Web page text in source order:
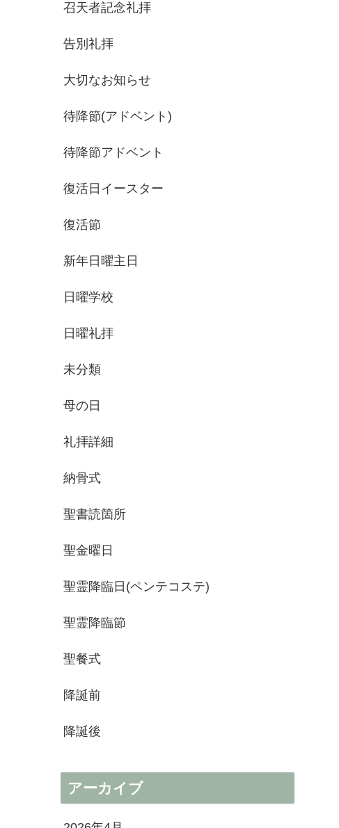
召天者記念礼拝
告別礼拝
大切なお知らせ
待降節(アドベント)
待降節アドベント
復活日イースター
復活節
新年日曜主日
日曜学校
日曜礼拝
未分類
母の日
礼拝詳細
納骨式
聖書読箇所
聖金曜日
聖霊降臨日(ペンテコステ)
聖霊降臨節
聖餐式
降誕前
降誕後
アーカイブ